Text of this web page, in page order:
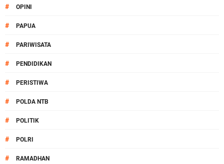
# OPINI
# PAPUA
# PARIWISATA
# PENDIDIKAN
# PERISTIWA
# POLDA NTB
# POLITIK
# POLRI
# RAMADHAN